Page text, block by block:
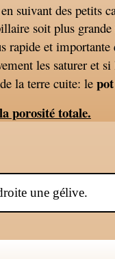
suivant des petits
soit plus
rapide et
les saturer et
la terre cuite: le
porosité totale.
une gélive.